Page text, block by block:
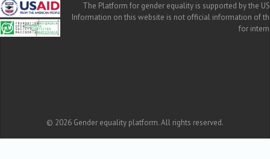
The Platform for gender equality is supported by the
Information on this website is not official information of
for
© 2026 Gender equality platform. All rights reserved.